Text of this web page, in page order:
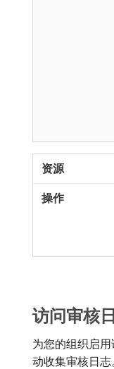
访问审核
为您的组织启
动收集审核日志